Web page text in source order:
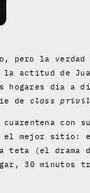
pero la
actitud de
día a
de class
con
el mejor
teta (el
30 minutos